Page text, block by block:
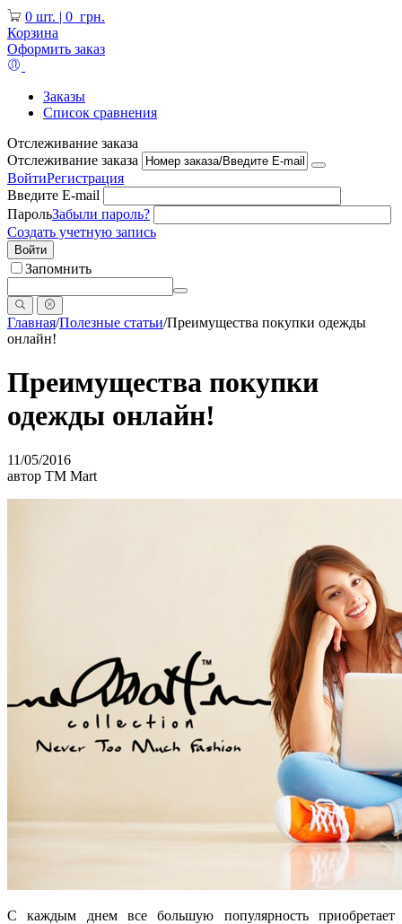
0 шт. | 0 грн.
Корзина
Оформить заказ
Заказы
Список сравнения
Отслеживание заказа
Отслеживание заказа
ВойтиРегистрация
Введите E-mail
ПарольЗабыли пароль?
Создать учетную запись
Войти
Запомнить
Главная/Полезные статьи/Преимущества покупки одежды
онлайн!
Преимущества покупки
одежды онлайн!
11/05/2016
автор TM Mart
С каждым днем все большую популярность приобретает